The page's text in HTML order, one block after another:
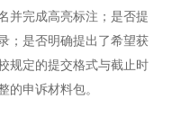
并完成高亮标注；是否提
；是否明确提出了希望获
规定的提交格式与截止时
的申诉材料包。